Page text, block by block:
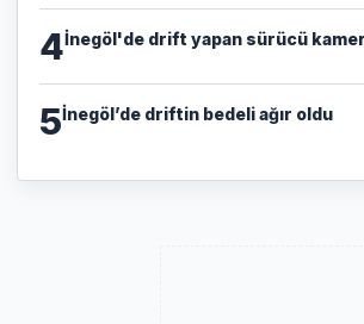
4İnegöl'de drift yapan sürücü
5İnegöl’de driftin bedeli ağır oldu